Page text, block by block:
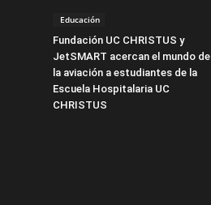
Educación
Fundación UC CHRISTUS y
JetSMART acercan el mundo de
la aviación a estudiantes de la
Escuela Hospitalaria UC
CHRISTUS